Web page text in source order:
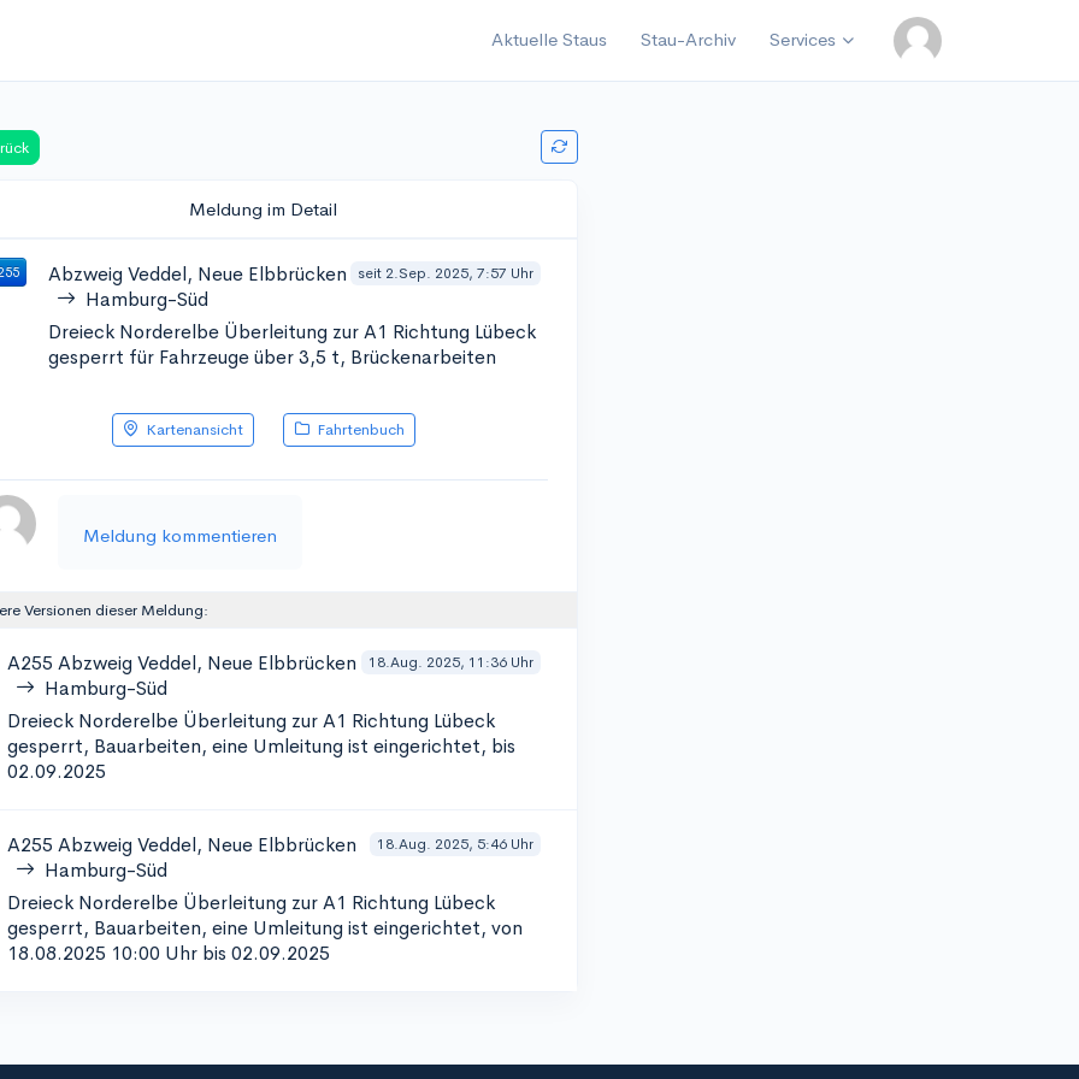
Aktuelle Staus Stau-Archiv Services
Meldung im Detail
Abzweig Veddel, Neue Elbbrücken
Hamburg-Süd
seit 2.Sep. 2025, 7:57 Uhr
Dreieck Norderelbe Überleitung zur A1 Richtung Lübeck
gesperrt für Fahrzeuge über 3,5 t, Brückenarbeiten
Kartenansicht Fahrtenbuch
Meldung kommentieren
Versionen dieser Meldung:
A255 Abzweig Veddel, Neue Elbbrücken
Hamburg-Süd
18.Aug. 2025, 11:36 Uhr
Dreieck Norderelbe Überleitung zur A1 Richtung Lübeck
gesperrt, Bauarbeiten, eine Umleitung ist eingerichtet, bis
02.09.2025
A255 Abzweig Veddel, Neue Elbbrücken
Hamburg-Süd
18.Aug. 2025, 5:46 Uhr
Dreieck Norderelbe Überleitung zur A1 Richtung Lübeck
gesperrt, Bauarbeiten, eine Umleitung ist eingerichtet, von
18.08.2025 10:00 Uhr bis 02.09.2025